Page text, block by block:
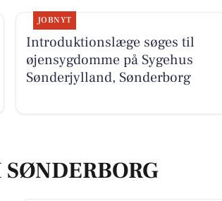
JOBNYT
Introduktionslæge søges til
øjensygdomme på Sygehus
Sønderjylland, Sønderborg